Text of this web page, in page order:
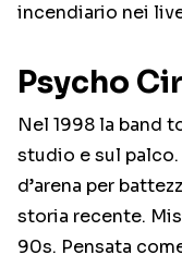
incendiario nei
Psycho
Nel 1998 la band
studio e sul
d’arena per
storia recente.
90s. Pensata